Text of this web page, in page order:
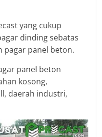
yang cukup
dinding sebatas
pagar panel beton.
panel beton
kosong,
daerah industri,